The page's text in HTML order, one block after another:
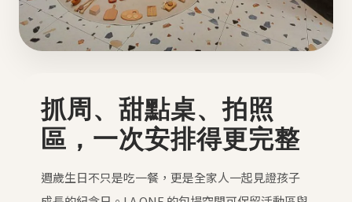
抓周、甜點桌、拍照
區，一次安排得更完整
週歲生日不只是吃一餐，更是全家人一起見證孩子